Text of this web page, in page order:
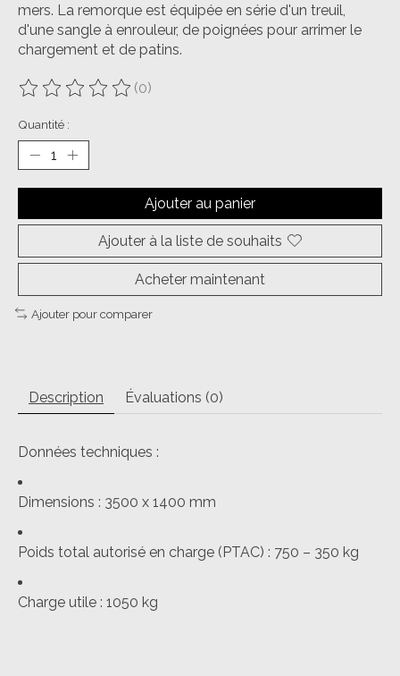
mers. La remorque est équipée en série d'un treuil,
d'une sangle à enrouleur, de poignées pour arrimer le
chargement et de patins.
Ce produit est évalué à
(0)
Quantité :
Ajouter au panier
Ajouter à la liste de souhaits
Acheter maintenant
Ajouter pour comparer
Description Évaluations (0)
Données techniques :
Dimensions : 3500 x 1400 mm
Poids total autorisé en charge (PTAC) : 750 – 350 kg
Charge utile : 1050 kg